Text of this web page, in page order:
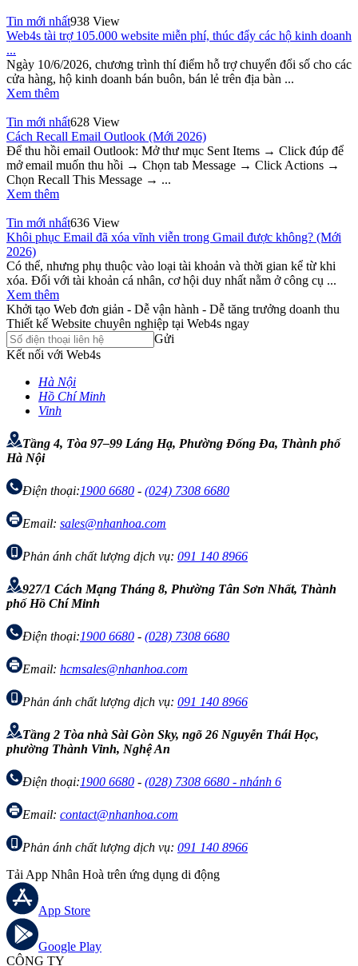
Tin mới nhất938 View
Web4s tài trợ 105.000 website miễn phí, thúc đẩy các hộ kinh doanh
...
Ngày 10/6/2026, chương trình thí điểm hỗ trợ chuyển đổi số cho các
cửa hàng, hộ kinh doanh bán buôn, bán lẻ trên địa bàn ...
Xem thêm
Tin mới nhất628 View
Cách Recall Email Outlook (Mới 2026)
Để thu hồi email Outlook: Mở thư mục Sent Items → Click đúp để
mở email muốn thu hồi → Chọn tab Message → Click Actions →
Chọn Recall This Message → ...
Xem thêm
Tin mới nhất636 View
Khôi phục Email đã xóa vĩnh viễn trong Gmail được không? (Mới
2026)
Có thể, nhưng phụ thuộc vào loại tài khoản và thời gian kể từ khi
xóa. Đối với tài khoản cá nhân, cơ hội duy nhất nằm ở công cụ ...
Xem thêm
Khởi tạo Web đơn giản - Dễ vận hành - Dễ tăng trưởng doanh thu
Thiết kế Website chuyên nghiệp tại Web4s ngay
Gửi
Kết nối với Web4s
Hà Nội
Hồ Chí Minh
Vinh
Tầng 4, Tòa 97–99 Láng Hạ, Phường Đống Đa, Thành phố
Hà Nội
Điện thoại:1900 6680 - (024) 7308 6680
Email: sales@nhanhoa.com
Phản ánh chất lượng dịch vụ: 091 140 8966
927/1 Cách Mạng Tháng 8, Phường Tân Sơn Nhất, Thành
phố Hồ Chí Minh
Điện thoại:1900 6680 - (028) 7308 6680
Email: hcmsales@nhanhoa.com
Phản ánh chất lượng dịch vụ: 091 140 8966
Tầng 2 Tòa nhà Sài Gòn Sky, ngõ 26 Nguyễn Thái Học,
phường Thành Vinh, Nghệ An
Điện thoại:1900 6680 - (028) 7308 6680 - nhánh 6
Email: contact@nhanhoa.com
Phản ánh chất lượng dịch vụ: 091 140 8966
Tải App Nhân Hoà trên ứng dụng di động
App Store
Google Play
CÔNG TY